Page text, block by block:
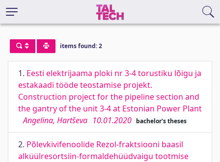
items found: 2
1. Eesti elektrijaama ploki nr 3-4 torustiku lõigu ja
estakaadi tööde teostamise projekt.
Construction project for the pipeline section and
the gantry of the unit 3-4 at Estonian Power Plant
Angelina, Hartševa 10.01.2020 bachelor's theses
2. Põlevkivifenoolide Rezol-fraktsiooni baasil
alküülresortsiin-formaldehüüdvaigu tootmise